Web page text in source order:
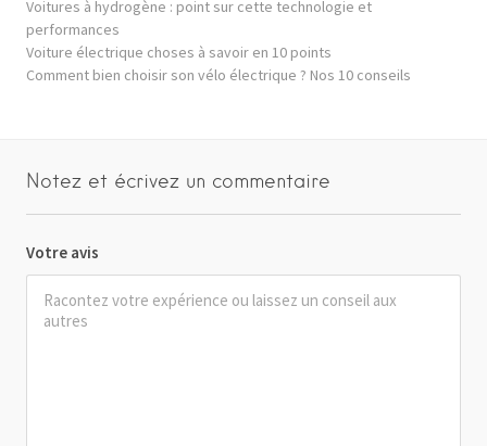
Voitures à hydrogène : point sur cette technologie et
performances
Voiture électrique choses à savoir en 10 points
Comment bien choisir son vélo électrique ? Nos 10 conseils
Notez et écrivez un commentaire
Votre avis